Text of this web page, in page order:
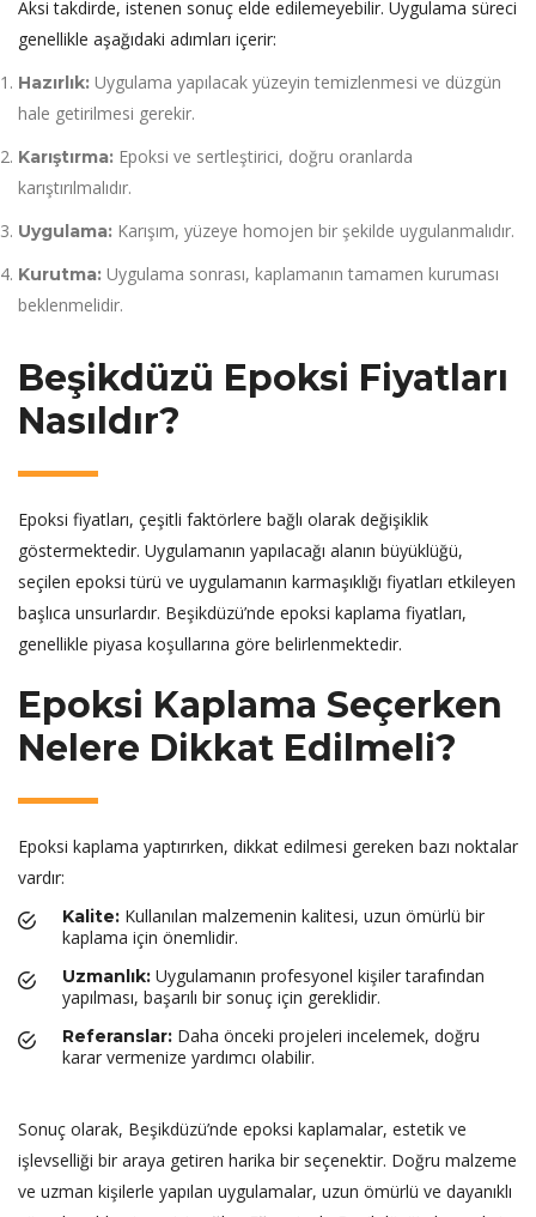
Aksi takdirde, istenen sonuç elde edilemeyebilir. Uygulama süreci
genellikle aşağıdaki adımları içerir:
Hazırlık: Uygulama yapılacak yüzeyin temizlenmesi ve düzgün
hale getirilmesi gerekir.
Karıştırma: Epoksi ve sertleştirici, doğru oranlarda
karıştırılmalıdır.
Uygulama: Karışım, yüzeye homojen bir şekilde uygulanmalıdır.
Kurutma: Uygulama sonrası, kaplamanın tamamen kuruması
beklenmelidir.
Beşikdüzü Epoksi Fiyatları
Nasıldır?
Epoksi fiyatları, çeşitli faktörlere bağlı olarak değişiklik
göstermektedir. Uygulamanın yapılacağı alanın büyüklüğü,
seçilen epoksi türü ve uygulamanın karmaşıklığı fiyatları etkileyen
başlıca unsurlardır. Beşikdüzü’nde epoksi kaplama fiyatları,
genellikle piyasa koşullarına göre belirlenmektedir.
Epoksi Kaplama Seçerken
Nelere Dikkat Edilmeli?
Epoksi kaplama yaptırırken, dikkat edilmesi gereken bazı noktalar
vardır:
Kalite: Kullanılan malzemenin kalitesi, uzun ömürlü bir
kaplama için önemlidir.
Uzmanlık: Uygulamanın profesyonel kişiler tarafından
yapılması, başarılı bir sonuç için gereklidir.
Referanslar: Daha önceki projeleri incelemek, doğru
karar vermenize yardımcı olabilir.
Sonuç olarak, Beşikdüzü’nde epoksi kaplamalar, estetik ve
işlevselliği bir araya getiren harika bir seçenektir. Doğru malzeme
ve uzman kişilerle yapılan uygulamalar, uzun ömürlü ve dayanıklı